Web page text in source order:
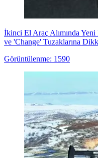
İkinci El Araç Alımında Yeni
ve 'Change' Tuzaklarına
Görüntülenme: 1590